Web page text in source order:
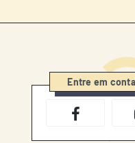
Entre em